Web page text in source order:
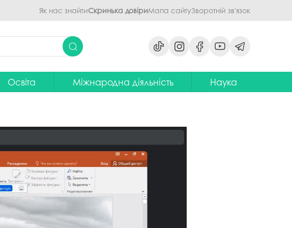
Як нас знайтиСкринька довіриМапа сайтуЗворотній зв'язок
Освіта
освітнього процесу
про освітню діяльність
обговорення
документів
Міжнародна діяльність
Центр європейської освіти та
іноземних мов
Стратегія інтернаціоналізації
ПДАУ до 2030 року
Паралельний європейський
диплом. Навчання в Польші
Проєкт програми Еразмус+,
Наука
наукові школи
ЦККНО
Стартап-школа «ПроБізнес»
Інформаційно-
консультаційний центр
міжнародного методичного
забезпечення